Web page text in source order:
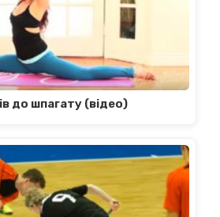
до шпагату (відео)